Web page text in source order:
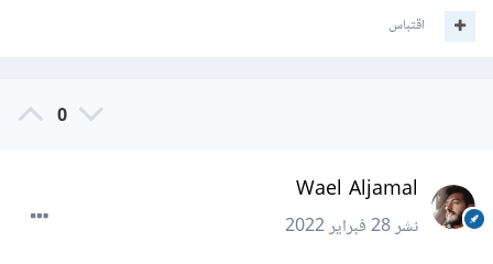
اقتباس
0
Wael Aljamal
نشر28 فبراير 2022